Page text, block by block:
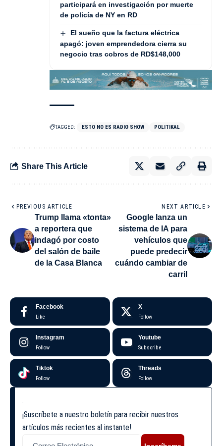
participará en investigación por muerte
de policía de NY en RD
El sueño que la factura eléctrica
apagó: joven emprendedora cierra su
negocio tras cobros de RD$148,000
TAGGED: ESTO NO ES RADIO SHOW POLITIKAL
Share This Article
PREVIOUS ARTICLE
Trump llama «tonta»
a reportera que
indagó por costo
del salón de baile
de la Casa Blanca
NEXT ARTICLE
Google lanza un
sistema de IA para
vehículos que
puede predecir
cuándo cambiar de
carril
Facebook
Like
X
Follow
Instagram
Follow
Youtube
Subscribe
Tiktok
Follow
Threads
Follow
¡Suscríbete a nuestro boletín para recibir nuestros
artículos más recientes al instante!